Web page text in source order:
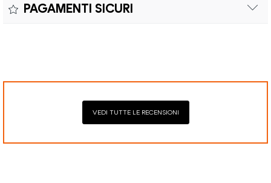
sostituzioni senza costi aggiuntivi.
spedizione e oneri doganali a carico del cliente.
PAGAMENTI SICURI
VEDI TUTTE LE RECENSIONI